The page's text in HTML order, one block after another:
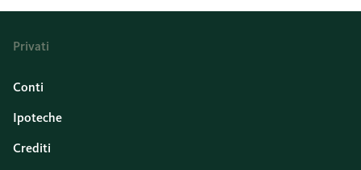
Privati
Conti
Ipoteche
Crediti